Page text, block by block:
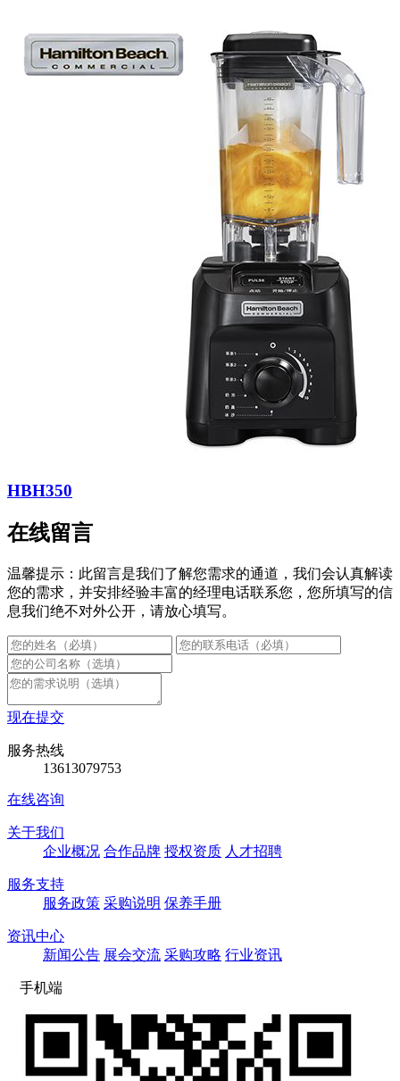
HBH350
在线留言
温馨提示：此留言是我们了解您需求的通道，我们会认真解读
您的需求，并安排经验丰富的经理电话联系您，您所填写的信
息我们绝不对外公开，请放心填写。
现在提交
服务热线
13613079753
在线咨询
关于我们
企业概况 合作品牌 授权资质 人才招聘
服务支持
服务政策 采购说明 保养手册
资讯中心
新闻公告 展会交流 采购攻略 行业资讯
手机端